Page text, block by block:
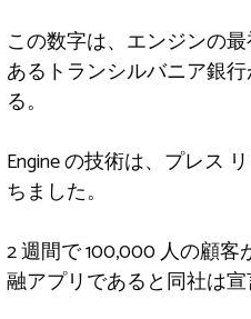
この数字は、エンジンの
あるトランシルバニア銀
る。
Engine の技術は、プレス
ちました。
2 週間で 100,000 人の顧
融アプリであると同社は